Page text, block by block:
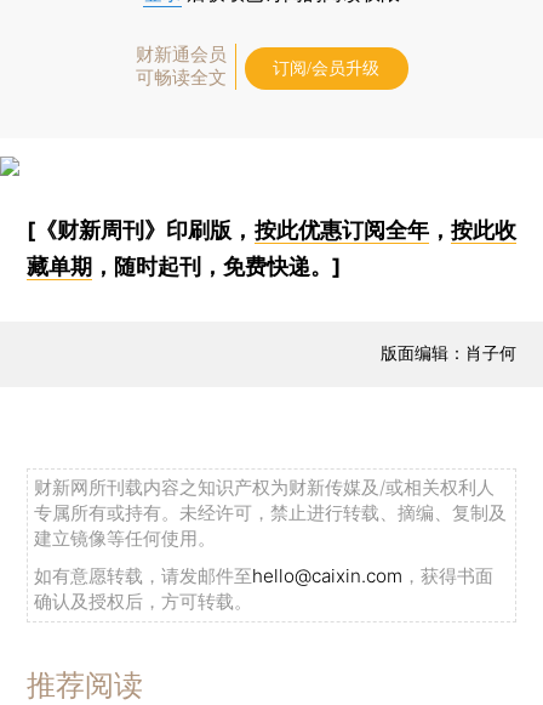
财新通会员
可畅读全文
订阅/会员升级
[《财新周刊》印刷版， 按此优惠订阅全年， 按此收
藏单期 ，随时起刊，免费快递。]
版面编辑：肖子何
财新网所刊载内容之知识产权为财新传媒及/或相关权利人
专属所有或持有。未经许可，禁止进行转载、摘编、复制及
建立镜像等任何使用。
如有意愿转载，请发邮件至hello@caixin.com ，获得书面
确认及授权后，方可转载。
推荐阅读